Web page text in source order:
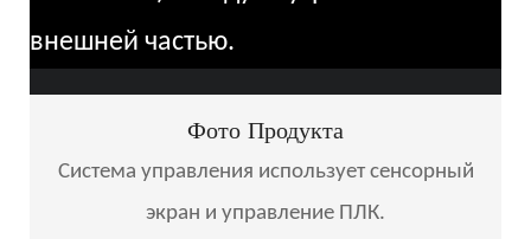
внешней частью.
Фото Продукта
Система управления использует сенсорный
экран и управление ПЛК.